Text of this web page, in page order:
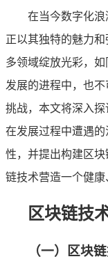
在当今数字化浪
正以其独特的魅力
多领域绽放光彩，
发展的进程中，也
挑战，本文将深入
在发展过程中遭遇
性，并提出构建区
链技术营造一个健康
区块链技
（一）区块